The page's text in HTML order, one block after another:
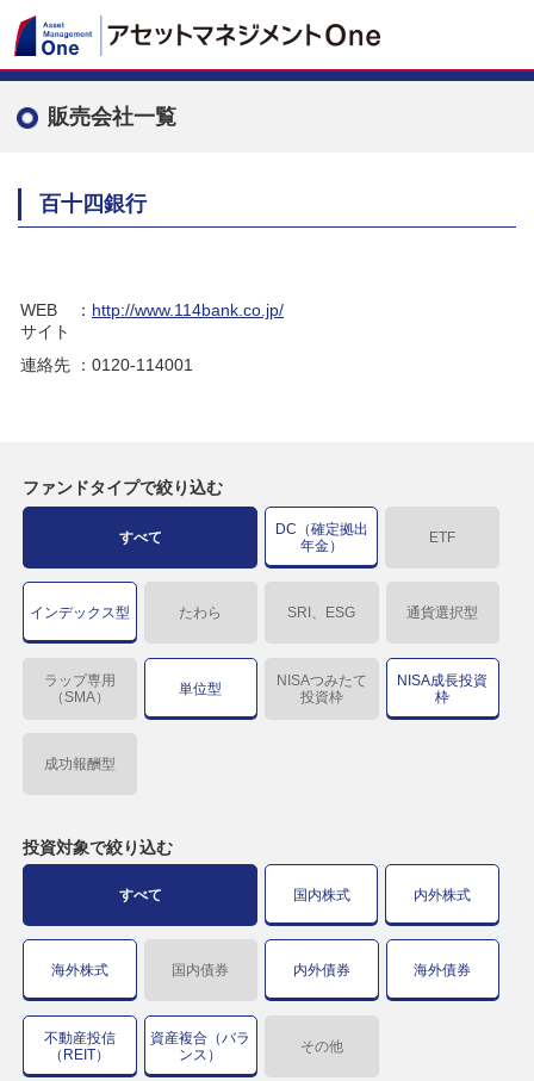
販売会社一覧
百十四銀行
WEB
サイト
： http://www.114bank.co.jp/
連絡先 ：0120-114001
ファンドタイプで絞り込む
すべて
DC（確定拠出
年金）
ETF
インデックス型 たわら SRI、ESG 通貨選択型
ラップ専用
（SMA）
単位型
NISAつみたて
投資枠
NISA成長投資
枠
成功報酬型
投資対象で絞り込む
すべて 国内株式 内外株式
海外株式 国内債券 内外債券 海外債券
不動産投信
（REIT）
資産複合（バラ
ンス）
その他